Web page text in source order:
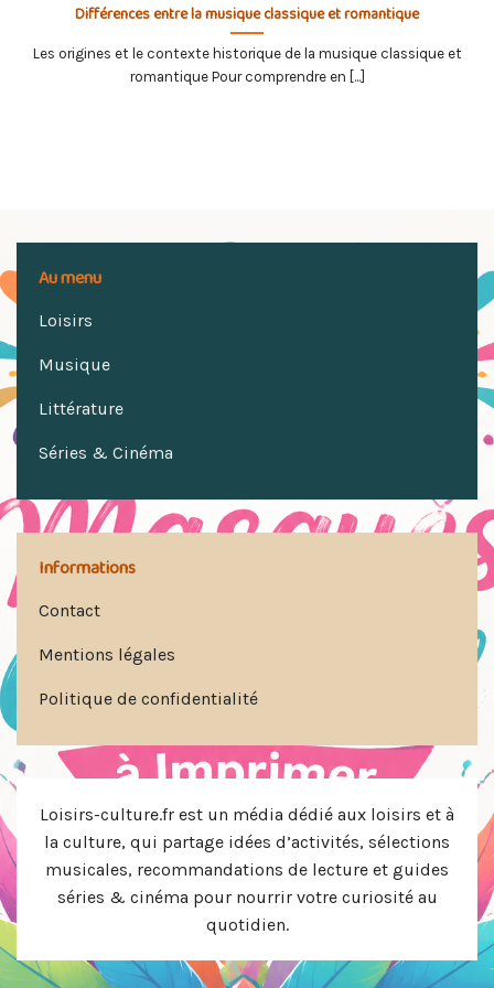
Différences entre la musique classique et romantique
Les origines et le contexte historique de la musique classique et
romantique Pour comprendre en [...]
Au menu
Loisirs
Musique
Littérature
Séries & Cinéma
Informations
Contact
Mentions légales
Politique de confidentialité
Loisirs-culture.fr est un média dédié aux loisirs et à
la culture, qui partage idées d’activités, sélections
musicales, recommandations de lecture et guides
séries & cinéma pour nourrir votre curiosité au
quotidien.